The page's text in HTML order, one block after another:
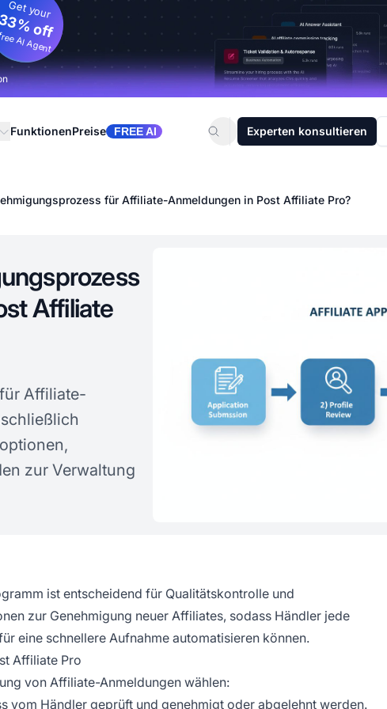
Get your
off
AI Agent
FunktionenPreise FREE AI Experten konsultieren
für Affiliate-Anmeldungen in Post Affiliate Pro?
Affiliate
Affiliate-
zur Verwaltung
ist entscheidend für Qualitätskontrolle und
zur Genehmigung neuer Affiliates, sodass Händler jede
eine schnellere Aufnahme automatisieren können.
Affiliate Pro
von Affiliate-Anmeldungen wählen:
vom Händler geprüft und genehmigt oder abgelehnt werden.